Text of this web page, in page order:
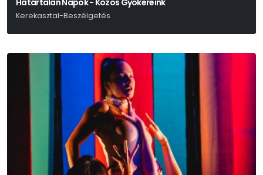
Kerekasztal-Beszélgetés